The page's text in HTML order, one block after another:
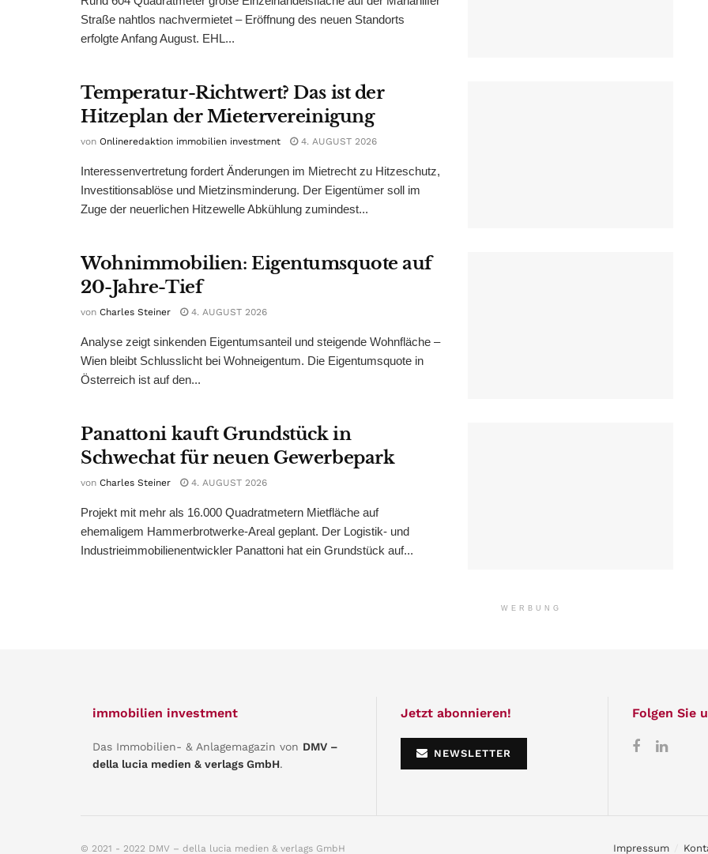
Straße nahtlos nachvermietet – Eröffnung des neuen Standorts
erfolgte Anfang August. EHL...
Temperatur-Richtwert? Das ist der
Hitzeplan der Mietervereinigung
von Onlineredaktion immobilien investment 4. AUGUST 2026
Interessenvertretung fordert Änderungen im Mietrecht zu Hitzeschutz,
Investitionsablöse und Mietzinsminderung. Der Eigentümer soll im
Zuge der neuerlichen Hitzewelle Abkühlung zumindest...
Wohnimmobilien: Eigentumsquote auf
20-Jahre-Tief
von Charles Steiner 4. AUGUST 2026
Analyse zeigt sinkenden Eigentumsanteil und steigende Wohnfläche –
Wien bleibt Schlusslicht bei Wohneigentum. Die Eigentumsquote in
Österreich ist auf den...
Panattoni kauft Grundstück in
Schwechat für neuen Gewerbepark
von Charles Steiner 4. AUGUST 2026
Projekt mit mehr als 16.000 Quadratmetern Mietfläche auf
ehemaligem Hammerbrotwerke-Areal geplant. Der Logistik- und
Industrieimmobilienentwickler Panattoni hat ein Grundstück auf...
WERBUNG
immobilien investment
Das Immobilien- & Anlagemagazin von DMV –
della lucia medien & verlags GmbH.
Jetzt abonnieren!
NEWSLETTER
Folgen Sie
Impressum
© 2021 - 2022 DMV – della lucia medien & verlags GmbH